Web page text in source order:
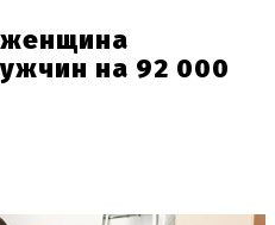
женщина
на 92 000